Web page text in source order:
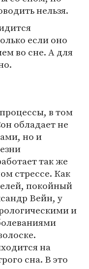
нельзя.
если оно
во сне. А для
в том
обладает не
но и
так же
стрессе. Как
покойный
Вейн, у
и
на
сна. В это